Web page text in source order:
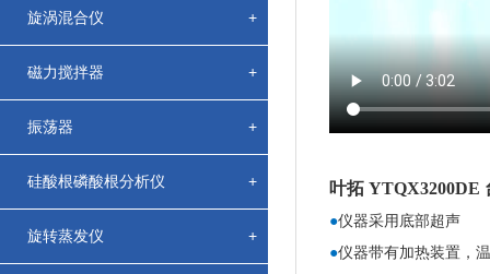
旋涡混合仪 +
磁力搅拌器 +
振荡器 +
硅酸根磷酸根分析仪 +
旋转蒸发仪 +
叶拓 YTQX3200DE
●仪器采用底部超声
●仪器带有加热装置，